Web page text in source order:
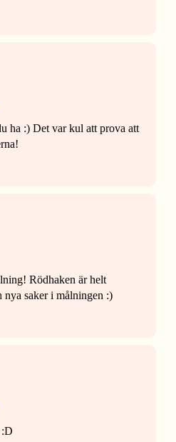
ha :) Det var kul att prova att
Rödhaken är helt
nya saker i målningen :)